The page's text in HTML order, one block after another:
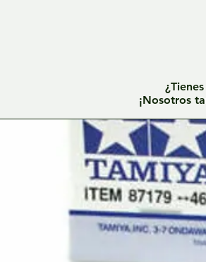
¡Nosotros